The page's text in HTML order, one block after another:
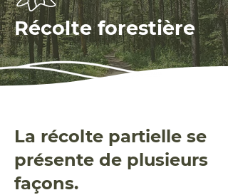
Récolte forestière
La récolte partielle se
présente de plusieurs
façons.